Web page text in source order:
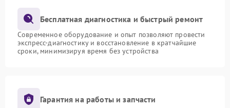
Бесплатная диагностика и быстрый ремонт
Современное оборудование и опыт позволяют провести
экспресс-диагностику и восстановление в кратчайшие
сроки, минимизируя время без устройства
Гарантия на работы и запчасти